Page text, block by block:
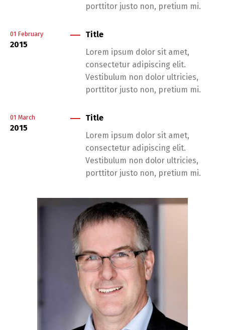
porttitor justo non, pretium mi.
01 February
2015
Title
Lorem ipsum dolor sit amet,
consectetur adipiscing elit.
Vestibulum non dolor ultricies,
porttitor justo non, pretium mi.
01 March
2015
Title
Lorem ipsum dolor sit amet,
consectetur adipiscing elit.
Vestibulum non dolor ultricies,
porttitor justo non, pretium mi.
Switch The Language
Français English